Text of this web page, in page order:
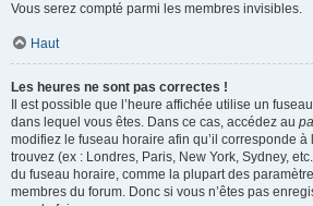
Vous serez compté parmi les membres invisibles.
Haut
Les heures ne sont pas correctes !
Il est possible que l’heure affichée utilise un
dans lequel vous êtes. Dans ce cas, accédez au
modifiez le fuseau horaire afin qu’il corresponde
trouvez (ex : Londres, Paris, New York, Sydney,
du fuseau horaire, comme la plupart des
membres du forum. Donc si vous n’êtes pas